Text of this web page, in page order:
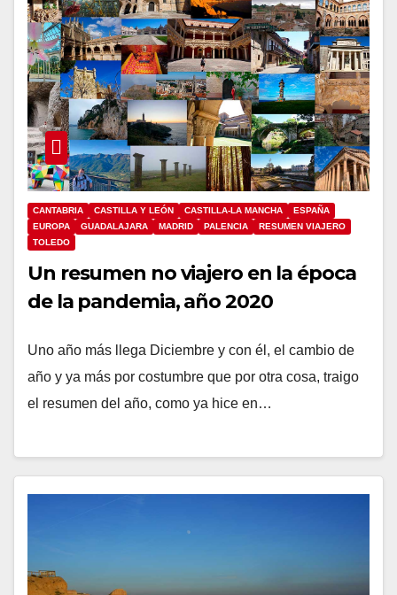
CANTABRIA CASTILLA Y LEÓN CASTILLA-LA MANCHA
ESPAÑA
EUROPA
GUADALAJARA MADRID PALENCIA
RESUMEN VIAJERO
TOLEDO
Un resumen no viajero en la época
de la pandemia, año 2020
Uno año más llega Diciembre y con él, el cambio de
año y ya más por costumbre que por otra cosa, traigo
el resumen del año, como ya hice en…